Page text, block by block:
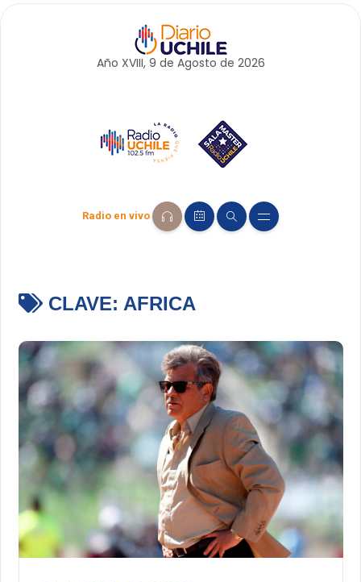
Año XVIII, 9 de Agosto de 2026
Radio en vivo
CLAVE: AFRICA